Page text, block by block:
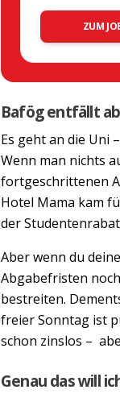
ZUM
Bafög entfällt
Es geht an die Uni
Wenn man nichts
fortgeschrittenen
Hotel Mama kam
der
Aber wenn du
Abgabefristen
bestreiten.
freier Sonntag ist
schon zinslos –
Genau das will